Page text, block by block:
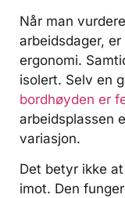
Når man
arbeidsdager,
ergonomi.
isolert. Selv en
bordhøyden er
arbeidsplassen
variasjon.
Det betyr ikke
imot. Den